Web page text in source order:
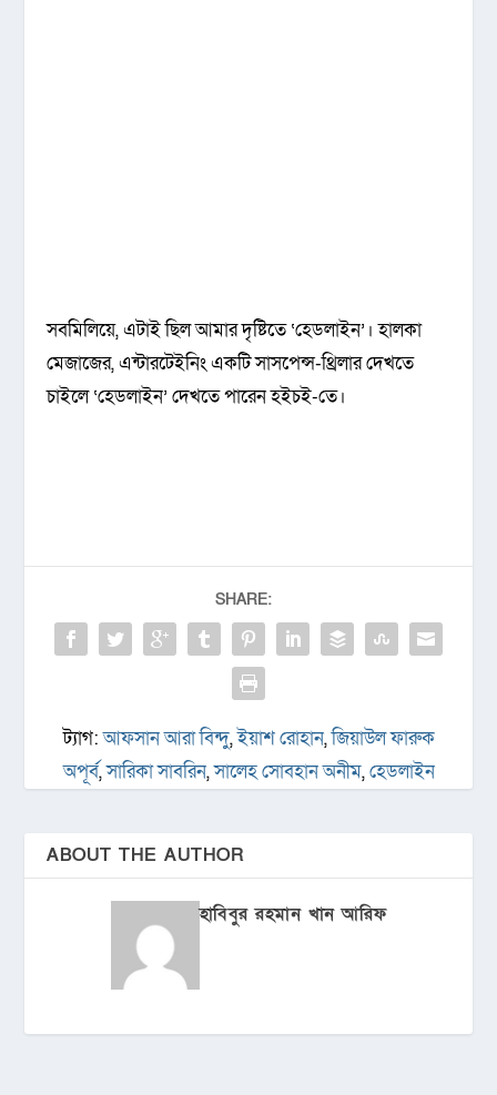
সবমিলিয়ে, এটাই ছিল আমার দৃষ্টিতে ‘হেডলাইন’। হালকা
মেজাজের, এন্টারটেইনিং একটি সাসপেন্স-থ্রিলার দেখতে
চাইলে ‘হেডলাইন’ দেখতে পারেন হইচই-তে।
SHARE:
ট্যাগ:আফসান আরা বিন্দু,ইয়াশ রোহান,জিয়াউল ফারুক
অপূর্ব,সারিকা সাবরিন,সালেহ সোবহান অনীম,হেডলাইন
ABOUT THE AUTHOR
হাবিবুর রহমান খান আরিফ